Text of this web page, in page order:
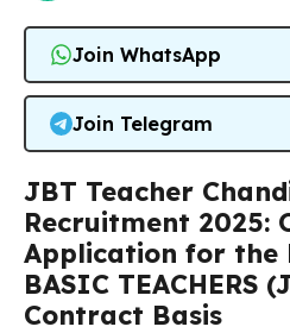
Join WhatsApp
Join Telegram
JBT Teacher
Recruitment 2025:
Application for the
BASIC TEACHERS
Contract Basis